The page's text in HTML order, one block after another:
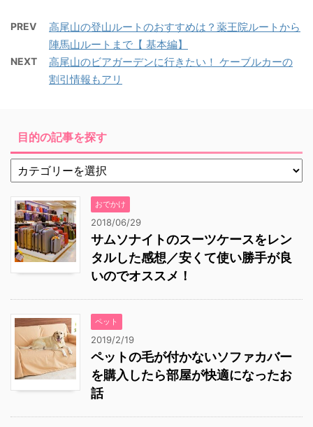
PREV
高尾山の登山ルートのおすすめは？薬王院ルートから
陣馬山ルートまで【 基本編】
NEXT
高尾山のビアガーデンに行きたい！ ケーブルカーの
割引情報もアリ
目的の記事を探す
おでかけ
2018/06/29
サムソナイトのスーツケースをレン
タルした感想／安くて使い勝手が良
いのでオススメ！
ペット
2019/2/19
ペットの毛が付かないソファカバー
を購入したら部屋が快適になったお
話